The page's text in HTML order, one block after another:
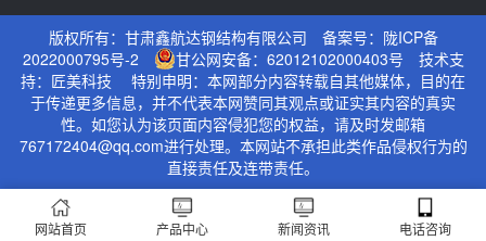
版权所有：甘肃鑫航达钢结构有限公司 备案号： 陇ICP备
2022000795号-2
甘公网安备：62012102000403号 技术支
持： 匠美科技 特别申明：本网部分内容转载自其他媒体，目的在
于传递更多信息，并不代表本网赞同其观点或证实其内容的真实
性。如您认为该页面内容侵犯您的权益，请及时发邮箱
767172404@qq.com进行处理。本网站不承担此类作品侵权行为的
直接责任及连带责任。
网站首页 产品中心 新闻资讯 电话咨询